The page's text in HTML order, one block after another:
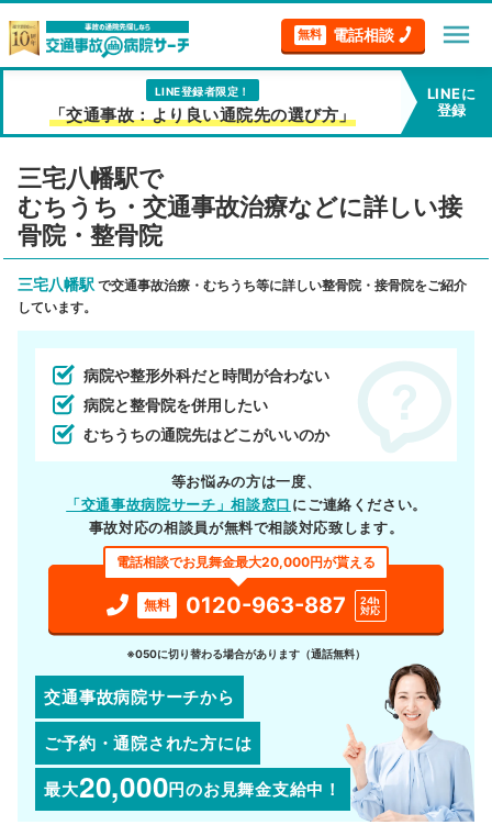
無料 電話相談 menu
LINE登録者限定！
「交通事故：より良い通院先の選び方」
LINEに
登録
三宅八幡駅で
むちうち・交通事故治療などに詳しい接
骨院・整骨院
三宅八幡駅 で交通事故治療・むちうち等に詳しい整骨院・接骨院をご紹介
しています。
病院や整形外科だと時間が合わない
病院と整骨院を併用したい
むちうちの通院先はどこがいいのか
等お悩みの方は一度、
「交通事故病院サーチ」相談窓口 にご連絡ください。
事故対応の相談員が無料で相談対応致します。
電話相談でお見舞金最大20,000円が貰える
無料 0120-963-887
24h
対応
※050に切り替わる場合があります（通話無料）
交通事故病院サーチから
ご予約・通院された方には
最大20,000円のお見舞金支給中！